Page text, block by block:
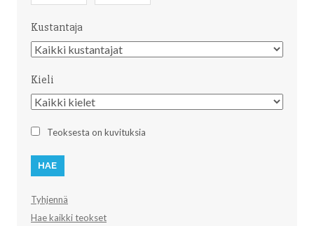
Kustantaja
Kustantaja
Kieli
Kieli
Teoksesta on kuvituksia
Tyhjennä
Hae kaikki teokset